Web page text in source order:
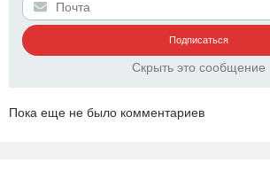
Скрыть это сообщение
Пока еще не было комментариев